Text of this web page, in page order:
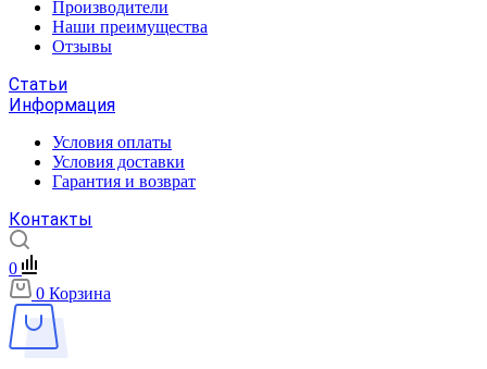
Производители
Наши преимущества
Отзывы
Статьи
Информация
Условия оплаты
Условия доставки
Гарантия и возврат
Контакты
0
0 Корзина